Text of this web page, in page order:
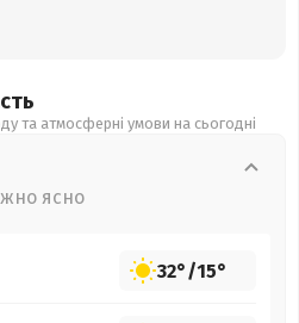
та атмосферні умови на сьогодні
ясно
32°/15°